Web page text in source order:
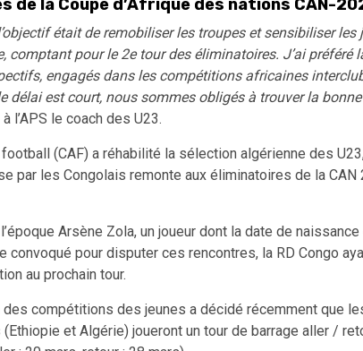
de la Coupe d’Afrique des nations CAN-
était de remobiliser les troupes et sensibiliser
comptant pour le 2e tour des éliminatoires. J’ai préféré
engagés dans les compétitions africaines
délai est court, nous sommes obligés à trouver la
l’APS le coach des U23.
(CAF) a réhabilité la sélection algérienne des
par les Congolais remonte aux éliminatoires de la
Arsène Zola, un joueur dont la date de
convoqué pour disputer ces rencontres, la RD Congo
au prochain tour.
des compétitions des jeunes a décidé récemment que
et Algérie) joueront un tour de barrage aller /